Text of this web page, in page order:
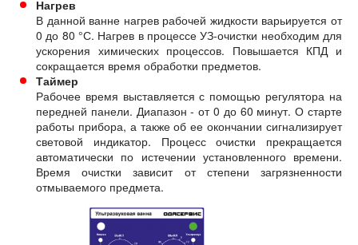
Нагрев
В данной ванне нагрев рабочей жидкости варьируется от
0 до 80 °С. Нагрев в процессе УЗ-очистки необходим для
ускорения химических процессов. Повышается КПД и
сокращается время обработки предметов.
Таймер
Рабочее время выставляется с помощью регулятора на
передней панели. Диапазон - от 0 до 60 минут. О старте
работы прибора, а также об ее окончании сигнализирует
световой индикатор. Процесс очистки прекращается
автоматически по истечении установленного времени.
Время очистки зависит от степени загрязненности
отмываемого предмета.